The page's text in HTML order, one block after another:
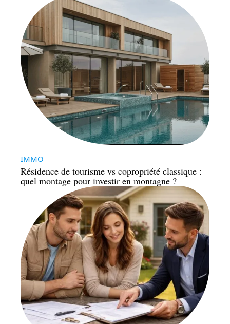
IMMO
Résidence de tourisme vs copropriété classique :
quel montage pour investir en montagne ?